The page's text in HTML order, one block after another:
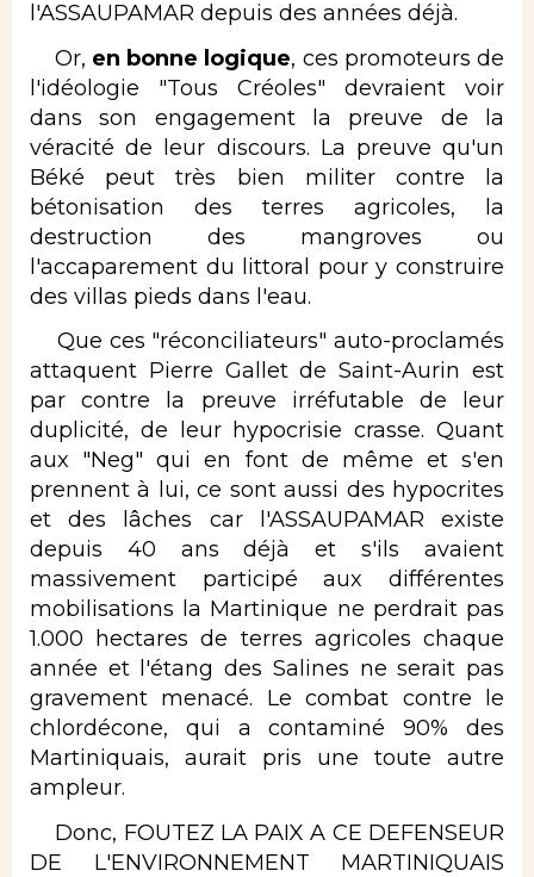
l'ASSAUPAMAR depuis des années déjà.
Or, en bonne logique, ces promoteurs de
l'idéologie "Tous Créoles" devraient voir
dans son engagement la preuve de la
véracité de leur discours. La preuve qu'un
Béké peut très bien militer contre la
bétonisation des terres agricoles, la
destruction des mangroves ou
l'accaparement du littoral pour y construire
des villas pieds dans l'eau.
Que ces "réconciliateurs" auto-proclamés
attaquent Pierre Gallet de Saint-Aurin est
par contre la preuve irréfutable de leur
duplicité, de leur hypocrisie crasse. Quant
aux "Neg" qui en font de même et s'en
prennent à lui, ce sont aussi des hypocrites
et des lâches car l'ASSAUPAMAR existe
depuis 40 ans déjà et s'ils avaient
massivement participé aux différentes
mobilisations la Martinique ne perdrait pas
1.000 hectares de terres agricoles chaque
année et l'étang des Salines ne serait pas
gravement menacé. Le combat contre le
chlordécone, qui a contaminé 90% des
Martiniquais, aurait pris une toute autre
ampleur.
Donc, FOUTEZ LA PAIX A CE DEFENSEUR
DE L'ENVIRONNEMENT MARTINIQUAIS